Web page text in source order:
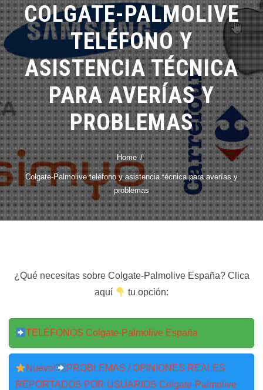
COLGATE-PALMOLIVE
TELÉFONO Y
ASISTENCIA TÉCNICA
PARA AVERÍAS Y
PROBLEMAS
Home
Colgate-Palmolive teléfono y asistencia técnica para averías y
problemas
¿Qué necesitas sobre Colgate-Palmolive España? Clica
aquí
tu opción:
TELÉFONOS Colgate-Palmolive España
Nuevo!
PROBLEMAS / OPINIONES REALES
REPORTADOS POR USUARIOS Colgate-Palmolive